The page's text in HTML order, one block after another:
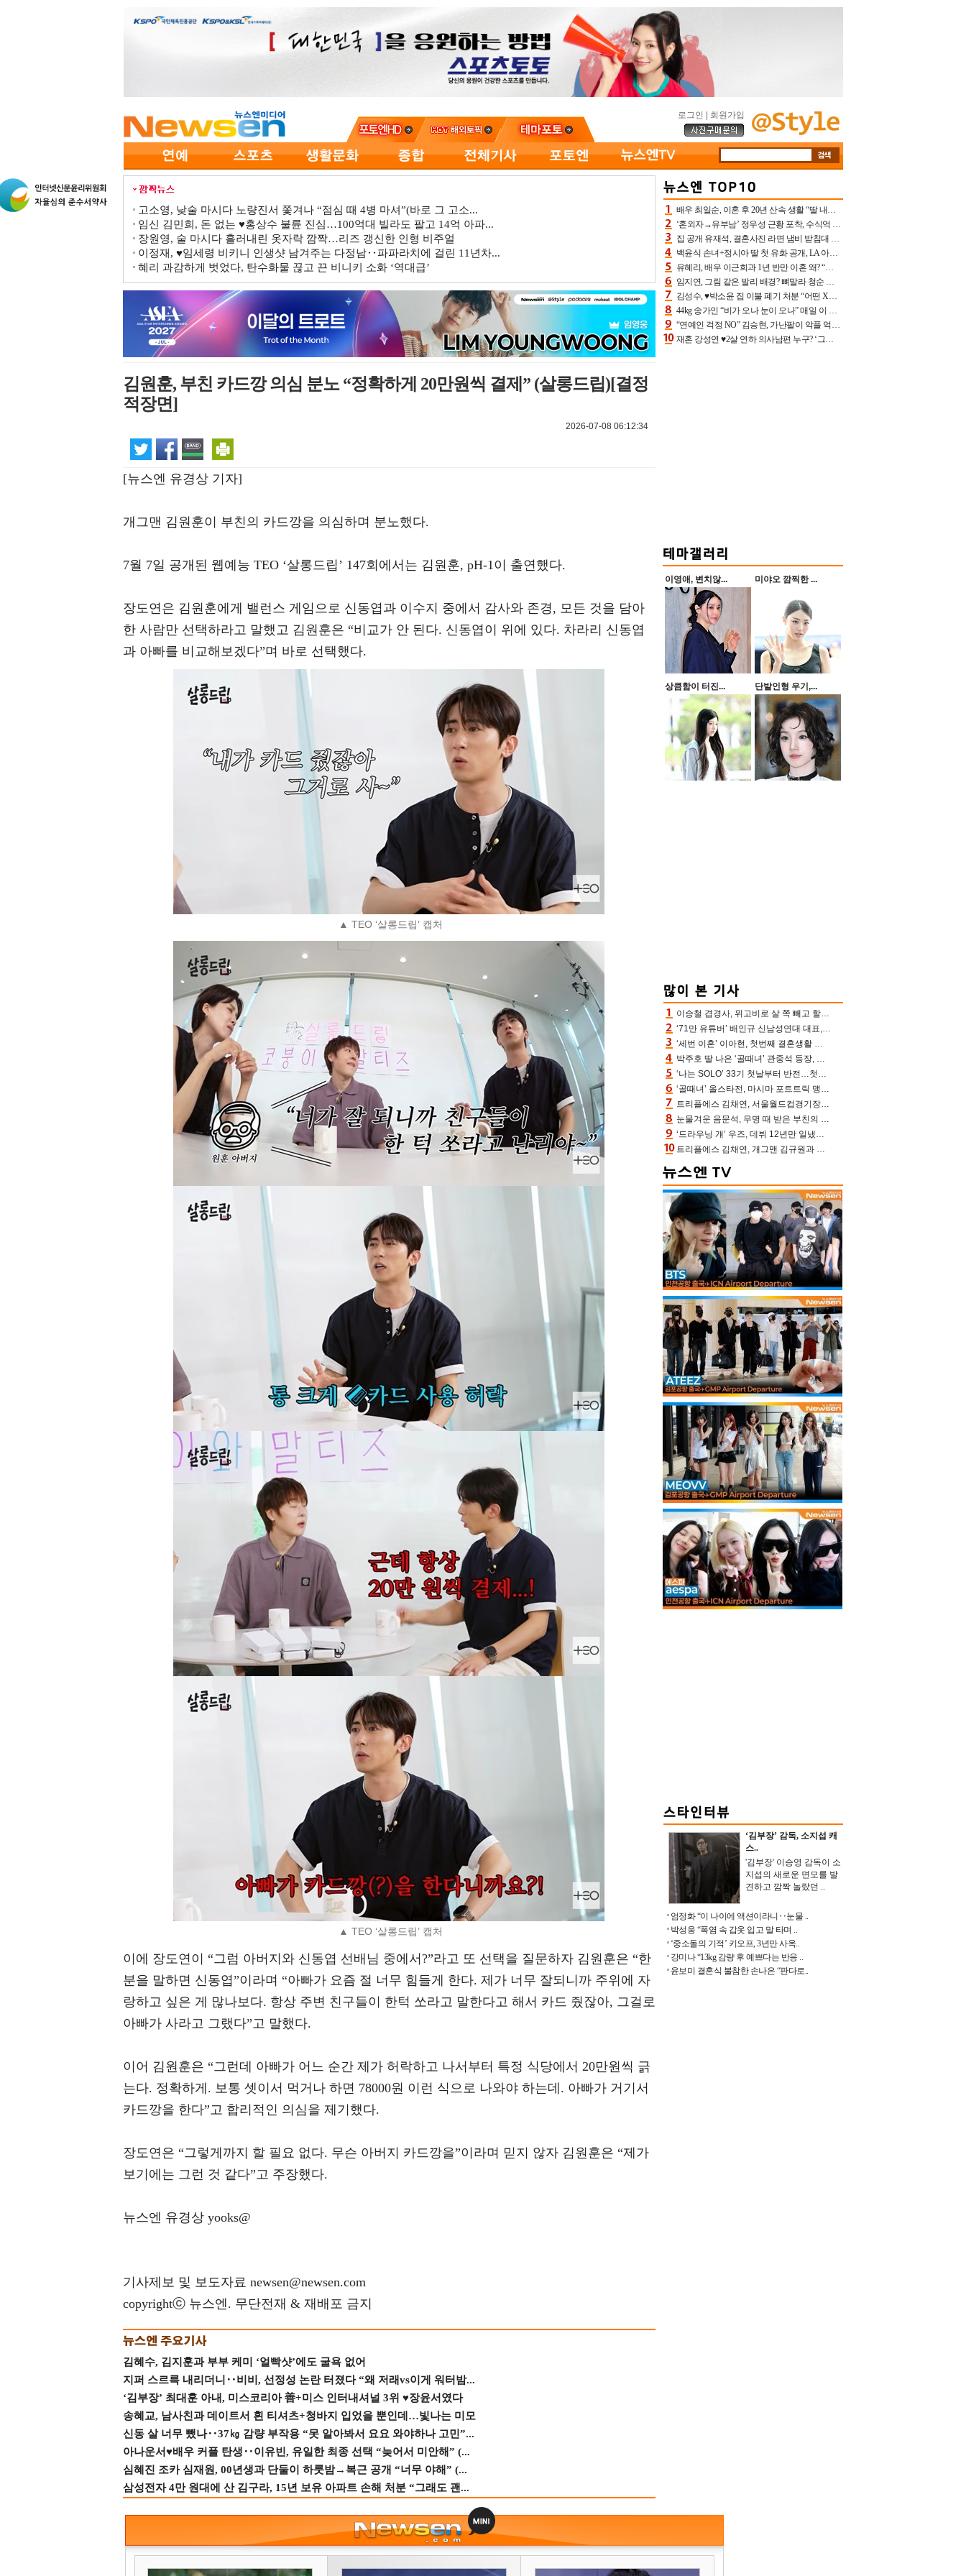
로그인 회원가입
고소영, 낮술 마시다 노량진서 쫓겨나 “점심 때 4병 마셔”(바로 그 고소...
임신 김민희, 돈 없는 ♥홍상수 불륜 진심…100억대 빌라도 팔고 14억 아파...
장원영, 술 마시다 흘러내린 옷자락 깜짝…리즈 갱신한 인형 비주얼
이정재, ♥임세령 비키니 인생샷 남겨주는 다정남‥파파라치에 걸린 11년차...
혜리 과감하게 벗었다, 탄수화물 끊고 끈 비니키 소화 ‘역대급’
김원훈, 부친 카드깡 의심 분노 “정확하게 20만원씩 결제” (살롱드립)[결정
적장면]
2026-07-08 06:12:34
[뉴스엔 유경상 기자]
개그맨 김원훈이 부친의 카드깡을 의심하며 분노했다.
7월 7일 공개된 웹예능 TEO ‘살롱드립’ 147회에서는 김원훈, pH-1이 출연했다.
장도연은 김원훈에게 밸런스 게임으로 신동엽과 이수지 중에서 감사와 존경, 모든 것을 담아
한 사람만 선택하라고 말했고 김원훈은 “비교가 안 된다. 신동엽이 위에 있다. 차라리 신동엽
과 아빠를 비교해보겠다”며 바로 선택했다.
▲ TEO ‘살롱드립’ 캡처
▲ TEO ‘살롱드립’ 캡처
이에 장도연이 “그럼 아버지와 신동엽 선배님 중에서?”라고 또 선택을 질문하자 김원훈은 “한
분을 말하면 신동엽”이라며 “아빠가 요즘 절 너무 힘들게 한다. 제가 너무 잘되니까 주위에 자
랑하고 싶은 게 많나보다. 항상 주변 친구들이 한턱 쏘라고 말한다고 해서 카드 줬잖아, 그걸로
아빠가 사라고 그랬다”고 말했다.
이어 김원훈은 “그런데 아빠가 어느 순간 제가 허락하고 나서부터 특정 식당에서 20만원씩 긁
는다. 정확하게. 보통 셋이서 먹거나 하면 78000원 이런 식으로 나와야 하는데. 아빠가 거기서
카드깡을 한다”고 합리적인 의심을 제기했다.
장도연은 “그렇게까지 할 필요 없다. 무슨 아버지 카드깡을”이라며 믿지 않자 김원훈은 “제가
보기에는 그런 것 같다”고 주장했다.
뉴스엔 유경상 yooks@
기사제보 및 보도자료 newsen@newsen.com
copyrightⓒ 뉴스엔. 무단전재 & 재배포 금지
김혜수, 김지훈과 부부 케미 ‘얼빡샷’에도 굴욕 없어
지퍼 스르륵 내리더니‥비비, 선정성 논란 터졌다 “왜 저래vs이게 워터밤...
‘김부장’ 최대훈 아내, 미스코리아 善+미스 인터내셔널 3위 ♥장윤서였다
송혜교, 남사친과 데이트서 흰 티셔츠+청바지 입었을 뿐인데…빛나는 미모
신동 살 너무 뺐나‥37㎏ 감량 부작용 “못 알아봐서 요요 와야하나 고민”...
아나운서♥배우 커플 탄생‥이유빈, 유일한 최종 선택 “늦어서 미안해” (...
심혜진 조카 심재원, 00년생과 단둘이 하룻밤→복근 공개 “너무 야해” (...
삼성전자 4만 원대에 산 김구라, 15년 보유 아파트 손해 처분 “그래도 괜...
배우 최일순, 이혼 후 20년 산속 생활 “딸 내가 버렸다고 원망‥맘 아파”(특종)[어제TV]
‘혼외자→유부남’ 정우성 근황 포착, 수식억 해킹 피해 후배 만났다 “존경하는”
집 공개 유재석, 결혼사진 라면 냄비 받침대 되고 분노‥가족사진도 피해(놀뭐)[어제TV]
백윤식 손녀+정시아 딸 첫 유화 공개, LA 아트쇼→서울국제조각페스타 작가다운 수준급 실력
유혜리, 배우 이근희과 1년 반만 이혼 왜? “식칼 꽂고 의자 던져” 충격 폭로(특종)[어제TV]
임지연, 그림 같은 발리 배경? 뼈말라 청순 비키니 핏에 상대 안 되네
김성수, ♥박소윤 집 이불 폐기 처분 “어떤 X이랑 썼을지 몰라” 질투(신랑수업2)[어제TV]
44kg 송가인 “비가 오나 눈이 오나” 매일 이 운동, 허벅지 근육량 상승+체지방 감소
“연예인 걱정 NO” 김승현, 가난팔이 악플 억울할만‥아내+딸과 日 여행
재혼 강성연 ♥2살 연하 의사남편 누구? ‘그알’ 자문의에 훈남 비주얼 초엘리트 스펙 [종합]
이영애, 변치않... 미야오 깜찍한 ...
상큼함이 터진... 단발인형 우기,...
이승철 겹경사, 위고비로 살 쪽 빼고 할아버지 된다‥마음으로 낳은 딸 임신 자랑(유퀴즈)
‘71만 유튜버’ 배인규 신남성연대 대표, 오늘(5일) 숨진 채 발견…향년 36세
‘세번 이혼’ 이아현, 첫번째 결혼생활 떠올리며 눈물 “첫 남편에 미안해”(새롭게하소서)
박주호 딸 나은 ‘골때녀’ 관중석 등장, 김민재 복제인간 보고 혼란 [결정적장면]
‘나는 SOLO’ 33기 첫날부터 반전…첫인상 0표 영호, 호감남 급부상
‘골때녀’ 올스타전, 마시마 포트트릭 맹추격전 5:4 골 잔치 ‘짜릿’ [어제TV]
트리플에스 김채연, 서울월드컵경기장에 뜬 맨시티 여신 [포토엔HD]
눈물겨운 음문석, 무명 때 받은 부친의 전재산→폐암 父 세상 떠나기 전 여행(유퀴즈)[어제TV]
‘드라우닝 걔’ 우즈, 데뷔 12년만 일냈다…체조경기장 입성 확정
트리플에스 김채연, 개그맨 김규원과 함께 프리뷰쇼 진행 [포토엔HD]
‘김부장’ 감독, 소지섭 캐
스..
'김부장' 이승영 감독이 소
지섭의 새로운 면모를 발
견하고 깜짝 놀랐던 ..
엄정화 “이 나이에 액션이라니‥눈물 ..
박성웅 “폭염 속 갑옷 입고 말 타며 ..
‘중소돌의 기적’ 키오프, 3년만 사옥..
강미나 “13kg 감량 후 예쁘다는 반응 ..
윤보미 결혼식 불참한 손나은 “판다로..